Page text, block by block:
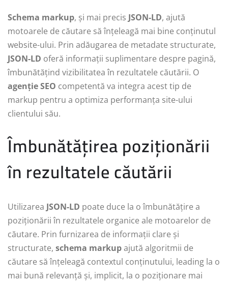
Schema markup, și mai precis JSON-LD, ajută
motoarele de căutare să înțeleagă mai bine conținutul
website-ului. Prin adăugarea de metadate structurate,
JSON-LD oferă informații suplimentare despre pagină,
îmbunătățind vizibilitatea în rezultatele căutării. O
agenție SEO competentă va integra acest tip de
markup pentru a optimiza performanța site-ului
clientului său.
Îmbunătățirea poziționării
în rezultatele căutării
Utilizarea JSON-LD poate duce la o îmbunătățire a
poziționării în rezultatele organice ale motoarelor de
căutare. Prin furnizarea de informații clare și
structurate, schema markupajută algoritmii de
căutare să înțeleagă contextul conținutului, leading la o
mai bună relevanță și, implicit, la o poziționare mai